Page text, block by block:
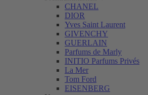
CHANEL
DIOR
Yves Saint Laurent
GIVENCHY
GUERLAIN
Parfums de Marly
INITIO Parfums Privés
La Mer
Tom Ford
EISENBERG